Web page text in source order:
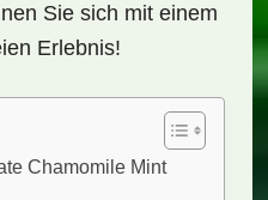
Sie sich mit einem
Erlebnis!
Chamomile Mint